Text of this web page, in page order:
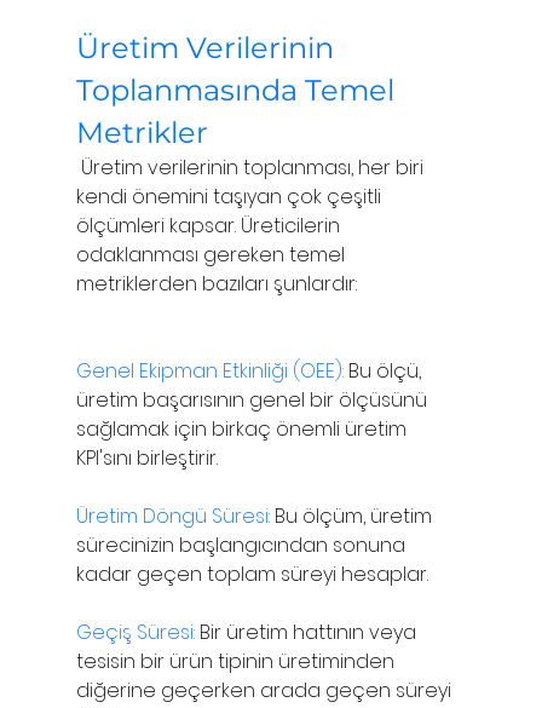
Üretim Verilerinin
Toplanmasında Temel
Metrikler
Üretim verilerinin toplanması, her biri
kendi önemini taşıyan çok çeşitli
ölçümleri kapsar. Üreticilerin
odaklanması gereken temel
metriklerden bazıları şunlardır:
Genel Ekipman Etkinliği (OEE): Bu ölçü,
üretim başarısının genel bir ölçüsünü
sağlamak için birkaç önemli üretim
KPI'sını birleştirir.
Üretim Döngü Süresi: Bu ölçüm, üretim
sürecinizin başlangıcından sonuna
kadar geçen toplam süreyi hesaplar.
Geçiş Süresi: Bir üretim hattının veya
tesisin bir ürün tipinin üretiminden
diğerine geçerken arada geçen süreyi